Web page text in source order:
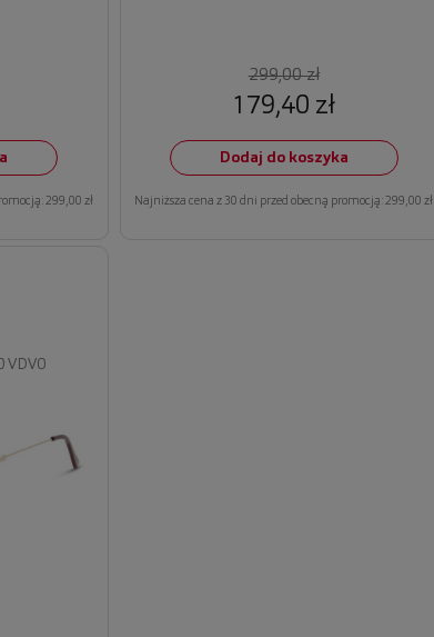
299,00 zł
299,00 zł
179,40 zł
Dodaj do koszyka
Najniższa cena z 30 dni przed obecną promocją: 299,00 zł
VDV0